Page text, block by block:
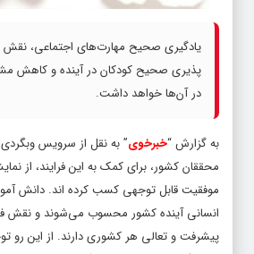
پذیری صحیح کودکان در آینده و کاهش
در آن‌ها خواهد داشت.
به گزارش “
محققان کشور، برای کمک به این فرایند، از
موفقیت قابل توجهی کسب کرده اند. دانش
انسانی آینده کشور محسوب می‌شوند و نقش
پیشرفت و تعالی هر کشوری دارند. از این رو
سرزندگی روانی و اجتماعی آن‌ها از اهمیت